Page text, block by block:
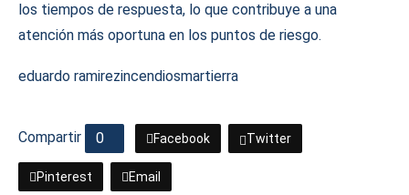
los tiempos de respuesta, lo que contribuye a una
atención más oportuna en los puntos de riesgo.
eduardo ramirezincendiosmartierra
Compartir 0 Facebook Twitter
Pinterest Email